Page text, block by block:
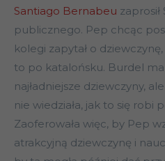
Santiago Bernabeu
publicznego. Pep chcąc
kolegi zapytał o
to po katalońsku. Burdel
najładniejsze dziewczyny,
nie wiedziała, jak to się robi
Zaoferowała więc, by Pep
atrakcyjną dziewczynę i